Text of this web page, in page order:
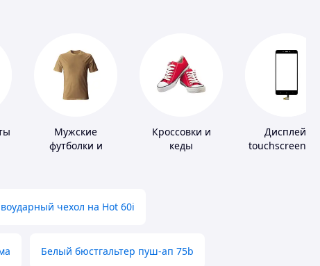
Мужские
футболки и
Кроссовки и
кеды
Дисплей,
touchscreen
чехол на Hot 60i
Белый бюстгальтер пуш-ап 75b